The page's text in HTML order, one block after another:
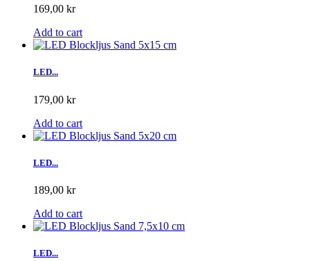
169,00 kr
Add to cart
LED...
179,00 kr
Add to cart
LED...
189,00 kr
Add to cart
LED...